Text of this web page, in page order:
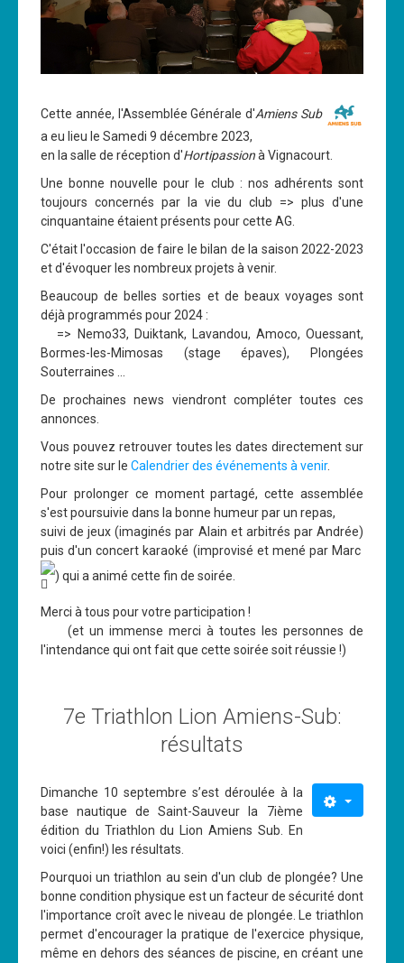
Cette année, l'Assemblée Générale d'Amiens Sub
a eu lieu le Samedi 9 décembre 2023,
en la salle de réception d'Hortipassionà Vignacourt.
Une bonne nouvelle pour le club : nos adhérents sont
toujours concernés par la vie du club => plus d'une
cinquantaine étaient présents pour cette AG.
C'était l'occasion de faire le bilan de la saison 2022-2023
et d'évoquer les nombreux projets à venir.
Beaucoup de belles sorties et de beaux voyages sont
déjà programmés pour 2024 :
=> Nemo33, Duiktank, Lavandou, Amoco, Ouessant,
Bormes-les-Mimosas (stage épaves), Plongées
Souterraines ...
De prochaines news viendront compléter toutes ces
annonces.
Vous pouvez retrouver toutes les dates directement sur
notre site sur le Calendrier des événements à venir.
Pour prolonger ce moment partagé, cette assemblée
s'est poursuivie dans la bonne humeur par un repas,
suivi de jeux (imaginés par Alain et arbitrés par Andrée)
puis d'un concert karaoké (improvisé et mené par Marc
) qui a animé cette fin de soirée.
Merci à tous pour votre participation !
(et un immense merci à toutes les personnes de
l'intendance qui ont fait que cette soirée soit réussie !)
7e Triathlon Lion Amiens-Sub:
résultats
Dimanche 10 septembre s’est déroulée à la
base nautique de Saint-Sauveur la 7ième
édition du Triathlon du Lion Amiens Sub. En
voici (enfin!) les résultats.
Pourquoi un triathlon au sein d'un club de plongée? Une
bonne condition physique est un facteur de sécurité dont
l'importance croît avec le niveau de plongée. Le triathlon
permet d'encourager la pratique de l'exercice physique,
même en dehors des séances de piscine, en créant une